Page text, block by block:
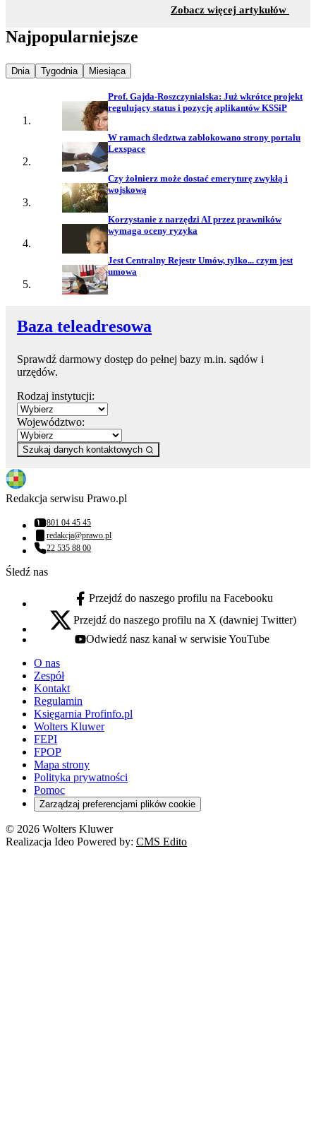
Zobacz więcej artykułów
Najpopularniejsze
Najpopularniejsze wiadomości z
Dnia Najpopularniejsze wiadomości z
Tygodnia Najpopularniejsze wiadomości z
Miesiąca
Prof. Gajda-Roszczynialska: Już wkrótce projekt
regulujący status i pozycję aplikantów KSSiP
W ramach śledztwa zablokowano strony portalu
Lexspace
Czy żołnierz może dostać emeryturę zwykłą i
wojskową
Korzystanie z narzędzi AI przez prawników
wymaga oceny ryzyka
Jest Centralny Rejestr Umów, tylko... czym jest
umowa
Baza teleadresowa
Sprawdź darmowy dostęp do pełnej bazy m.in. sądów i
urzędów.
Rodzaj instytucji:
Województwo:
Szukaj danych kontaktowych
Redakcja serwisu Prawo.pl
Numer telefonu:
801 04 45 45
Adres email:
redakcja@prawo.pl
Numer telefonu:
22 535 88 00
Śledź nas
facebook - otwiera się w nowej karcie
Przejdź do naszego profilu na Facebooku
x - otwiera się w nowej karcie
Przejdź do naszego profilu na X (dawniej Twitter)
youtube - otwiera się w nowej karcie
Odwiedź nasz kanał w serwisie YouTube
O nas
Zespół
Kontakt
Regulamin
Księgarnia Profinfo.pl
Wolters Kluwer
FEPI
FPOP
Mapa strony
Polityka prywatności
Pomoc
Zarządzaj preferencjami plików cookie
© 2026 Wolters Kluwer
Realizacja Ideo Powered by: CMS Edito